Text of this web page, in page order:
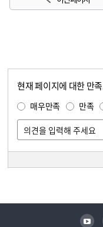
현재 페이지에 대한 만
매우만족 만족
유튜브